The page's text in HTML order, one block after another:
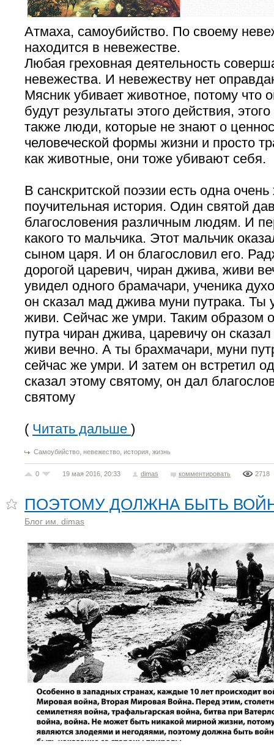
Атмаха, самоубийство. По своему
находится в невежестве.
Любая греховная деятельность
невежества. И невежеству нет
Мясник убивает животное, потому что
будут результаты этого действия,
также люди, которые не знают о
человеческой формы жизни и просто
как животные, они тоже убивают себя.
В санскритской поэзии есть одна
поучительная история. Один святой
благословения различным людям. И
какого то мальчика. Этот мальчик
сыном царя. И он благословил его.
дорогой царевич, чиран джива, живи
увидел одного брамачари, ученика
он сказал мад джива муни путрака. Ты
живи. Сейчас же умри. Таким образом
путра чиран джива, царевичу он
живи вечно. А ты брахмачари, муни
сейчас же умри. И затем он встретил
сказал этому святому, он дал
святому
( Читать дальше )
Самоубийство, невежество, история, жизнь
0 19 мая 2016, 20:33 dimas комментировать 2718
ПОЭТОМУ ДОЛЖНА БЫТЬ
Блог им. dimas